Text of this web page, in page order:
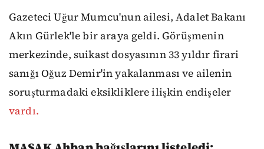
Gazeteci Uğur Mumcu'nun ailesi, Adalet Bakanı
Akın Gürlek'le bir araya geldi. Görüşmenin
merkezinde, suikast dosyasının 33 yıldır firari
sanığı Oğuz Demir'in yakalanması ve ailenin
soruşturmadaki eksikliklere ilişkin endişeler
vardı.